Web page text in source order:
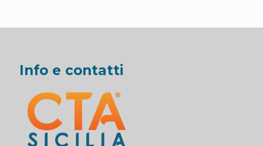
Info e contatti